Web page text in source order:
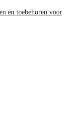
en toebehoren voor